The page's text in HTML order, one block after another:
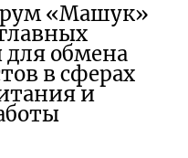
«Машук»
для обмена
в сферах
и